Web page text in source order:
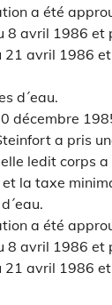
a été
8 avril 1986 et
21 avril 1986
d´eau.
décembre
a pris
ledit corps
et la taxe
a été
8 avril 1986 et
21 avril 1986